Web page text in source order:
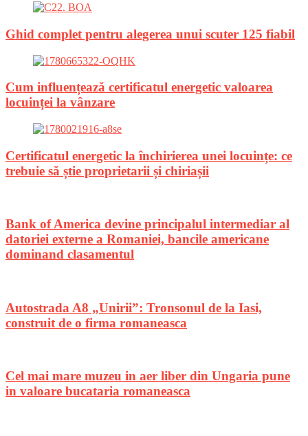
Ghid complet pentru alegerea unui scuter 125 fiabil
Cum influențează certificatul energetic valoarea
locuinței la vânzare
Certificatul energetic la închirierea unei locuințe: ce
trebuie să știe proprietarii și chiriașii
Bank of America devine principalul intermediar al
datoriei externe a Romaniei, bancile americane
dominand clasamentul
Autostrada A8 „Unirii”: Tronsonul de la Iasi,
construit de o firma romaneasca
Cel mai mare muzeu in aer liber din Ungaria pune
in valoare bucataria romaneasca